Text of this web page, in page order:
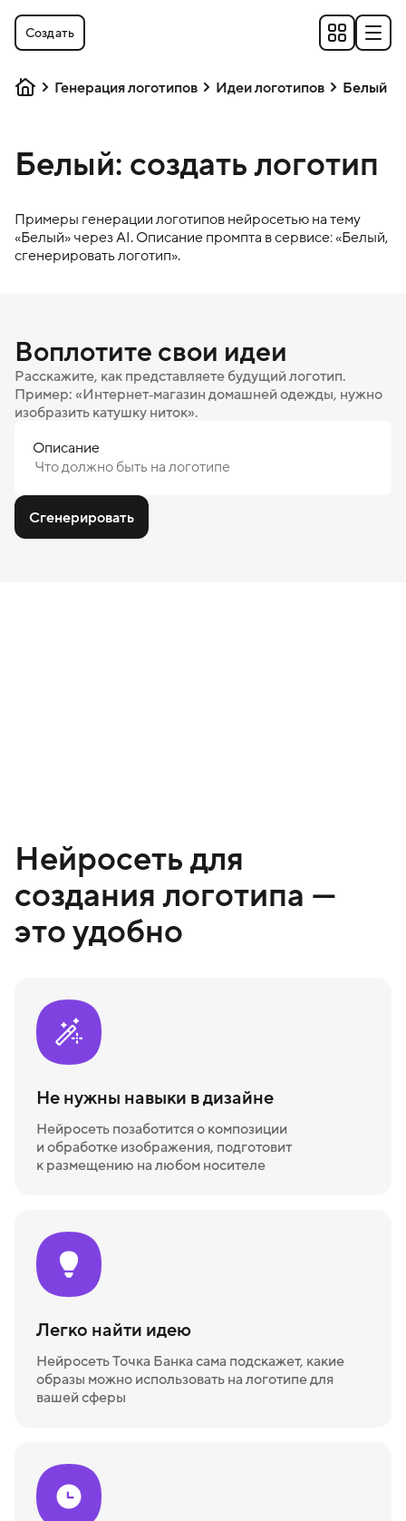
Создать
Генерация логотипов Идеи логотипов Белый
Белый: создать логотип
Примеры генерации логотипов нейросетью на тему
«Белый» через AI. Описание промпта в сервисе: «Белый,
сгенерировать логотип».
Воплотите свои идеи
Расскажите, как представляете будущий логотип.
Пример: «Интернет‑магазин домашней одежды, нужно
изобразить катушку ниток».
Описание
Сгенерировать
Нейросеть для
создания логотипа —
это удобно
Не нужны навыки в дизайне
Нейросеть позаботится о композиции
и обработке изображения, подготовит
к размещению на любом носителе
Легко найти идею
Нейросеть Точка Банка сама подскажет, какие
образы можно использовать на логотипе для
вашей сферы